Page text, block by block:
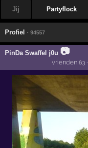
Jij Partyflock
Profiel · 94557
PinDa Swaffel j0u 📷
vrienden,63·